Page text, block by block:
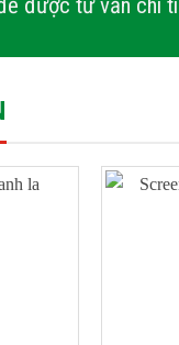
được tư vấn chi